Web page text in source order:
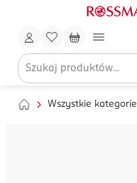
Wszystkie kategorie